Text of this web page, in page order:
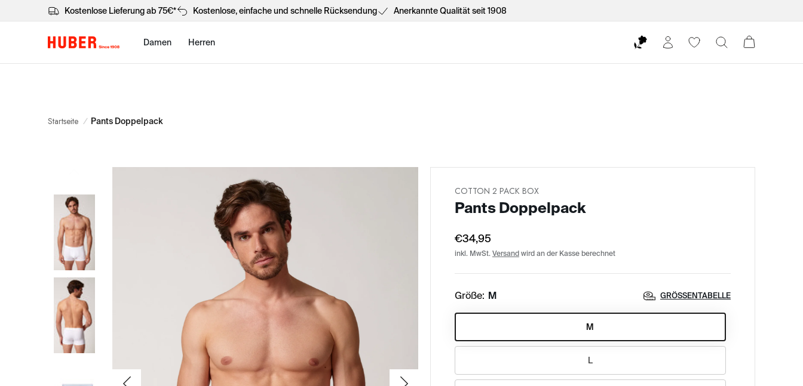
Kostenlose Lieferung ab 75€* Kostenlose, einfache und schnelle Rücksendung Anerkannte Qualität seit 1908
Damen Herren
Startseite / Pants Doppelpack
COTTON 2 PACK BOX
Pants Doppelpack
€34,95
inkl. MwSt. Versand wird an der Kasse berechnet
Größe: M GRÖSSENTABELLE
M
L